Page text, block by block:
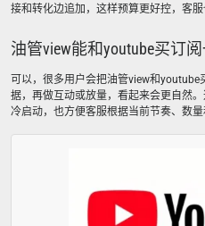
接和转化边追加，这样预算更好控，客
油管view能和youtube买订
可以，很多用户会把油管view和
据，再做互动或放量，看起来会更自然
冷启动，也方便客服根据当前节奏、数量